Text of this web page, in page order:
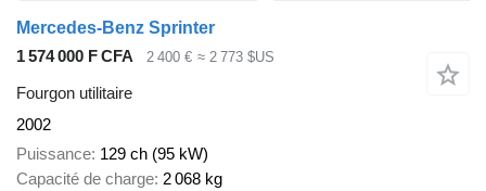
Mercedes-Benz Sprinter
1 574 000 F CFA
2 400 € ≈ 2 773 $US
Fourgon utilitaire
2002
Puissance 129 ch (95 kW)
Capacité de charge 2 068 kg